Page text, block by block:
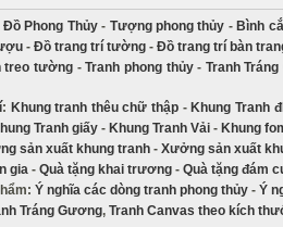
Đồ Phong Thủy- Tượng phong thủy - Bình
- Đồ trang trí tường - Đồ trang trí bàn
treo tường -Tranh phong thủy- Tranh
: Khung tranh thêu chữ thập - Khung Tranh
Tranh giấy - Khung Tranh Vải - Khung
sản xuất khung tranh - Xưởng sản xuất
gia - Quà tặng khai trương - Quà tặng đám
: Ý nghĩa các dòng tranh phong thủy - Ý
Tráng Gương, Tranh Canvas theo kích